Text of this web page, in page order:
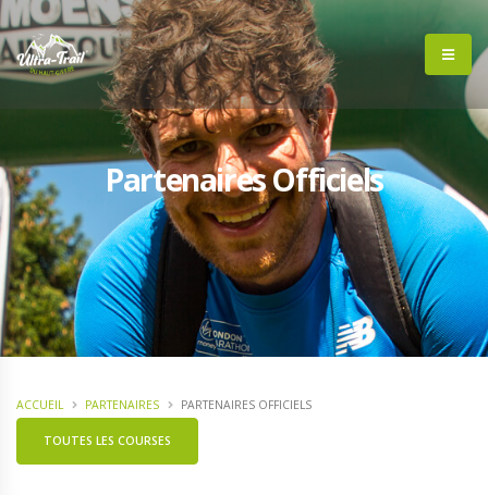
Partenaires Officiels
ACCUEIL PARTENAIRES PARTENAIRES OFFICIELS
TOUTES LES COURSES